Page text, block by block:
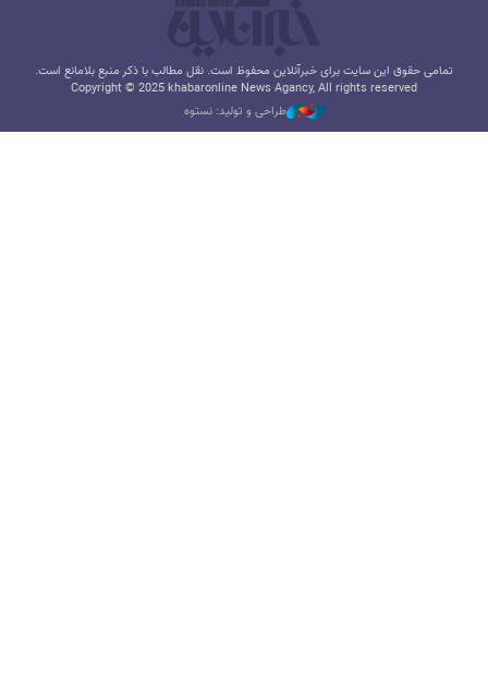
تمامی حقوق این سایت برای خبرآنلاین محفوظ است. نقل مطالب با ذکر منبع بلامانع است.
Copyright © 2025 khabaronline News Agancy, All rights reserved
طراحی و تولید: نستوه